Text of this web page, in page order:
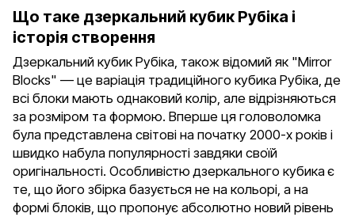
Що таке дзеркальний кубик Рубіка і
історія створення
Дзеркальний кубик Рубіка, також відомий як "Mirror
Blocks" — це варіація традиційного кубика Рубіка, де
всі блоки мають однаковий колір, але відрізняються
за розміром та формою. Вперше ця головоломка
була представлена світові на початку 2000-х років і
швидко набула популярності завдяки своїй
оригінальності. Особливістю дзеркального кубика є
те, що його збірка базується не на кольорі, а на
формі блоків, що пропонує абсолютно новий рівень